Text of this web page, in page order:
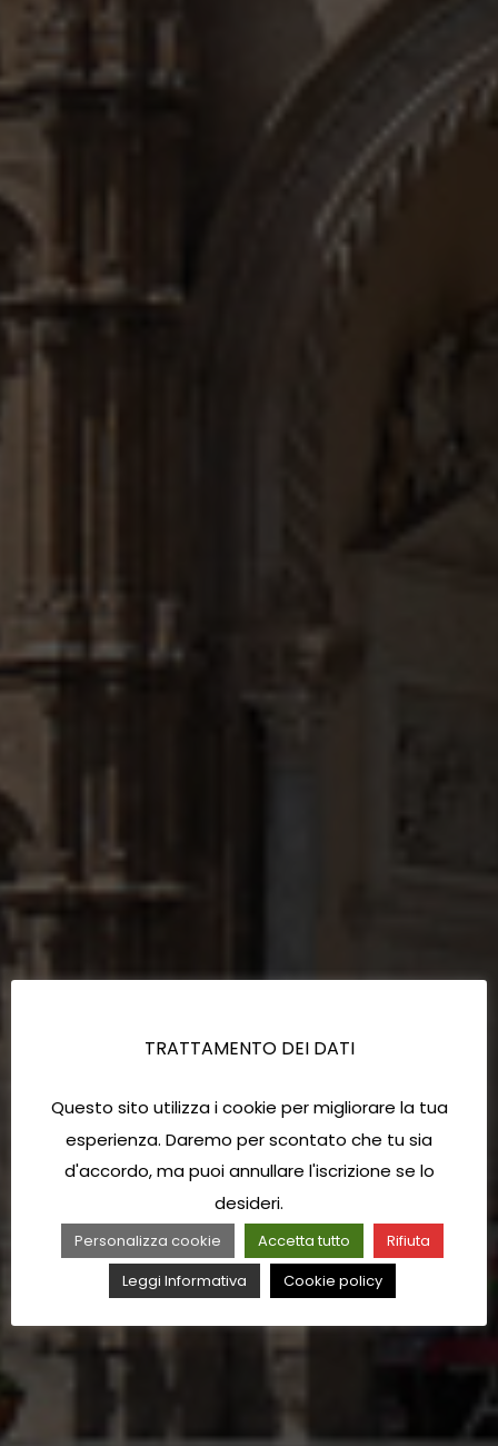
TRATTAMENTO DEI DATI
Questo sito utilizza i cookie per migliorare la tua
esperienza. Daremo per scontato che tu sia
d'accordo, ma puoi annullare l'iscrizione se lo
desideri.
Personalizza cookie Accetta tutto
Rifiuta
Leggi Informativa
Cookie policy